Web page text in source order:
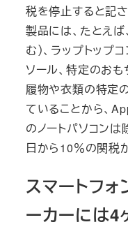
税を停止すると記
製品には、たとえば
む）、ラップトップ
ソール、特定のおも
履物や衣類の特定
ていることから、
のノートパソコン
日から10％の関税
スマートフォ
ーカーには4